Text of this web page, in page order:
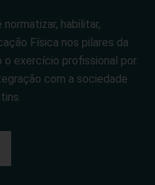
habilitar,
Física nos pilares da
o exercício profissional por
com a sociedade